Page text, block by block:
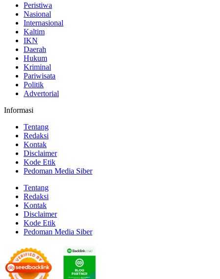
Peristiwa
Nasional
Internasional
Kaltim
IKN
Daerah
Hukum
Kriminal
Pariwisata
Politik
Advertorial
Informasi
Tentang
Redaksi
Kontak
Disclaimer
Kode Etik
Pedoman Media Siber
Tentang
Redaksi
Kontak
Disclaimer
Kode Etik
Pedoman Media Siber